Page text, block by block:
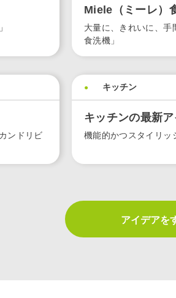
Miele（ミーレ）
⼤量に、きれいに、⼿
⾷洗機」
ンドリビ
キッチン
キッチンの最新
機能的かつスタイリッ
アイデアを